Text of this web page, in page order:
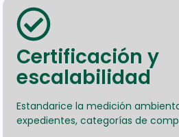
Certificación y
escalabilidad
Estandarice la medición
expedientes, categorías de